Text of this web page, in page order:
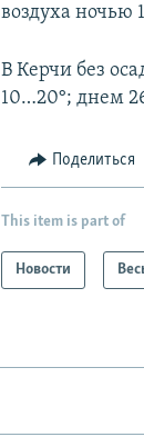
воздуха ночью
В Керчи без
10…20°; днем
Поделиться
This item is part of
Новости